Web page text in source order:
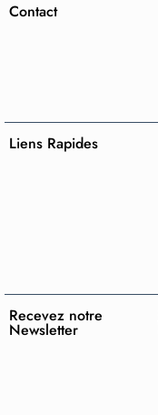
Contact
Liens Rapides
Recevez notre
Newsletter